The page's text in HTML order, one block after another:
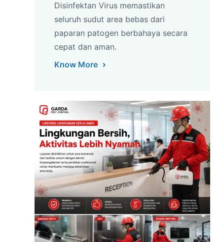
Disinfektan Virus memastikan
seluruh sudut area bebas dari
paparan patogen berbahaya secara
cepat dan aman.
Know More